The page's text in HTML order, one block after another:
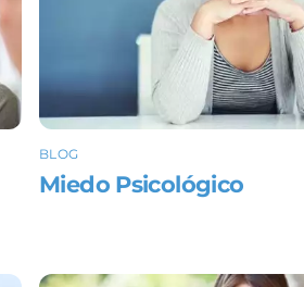
BLOG
Miedo Psicológico